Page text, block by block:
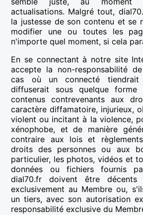
actualisations. Malgré tout,
la justesse de son contenu et se
modifier une ou toutes les
n'importe quel moment, si cela
En se connectant à notre site
accepte la non-responsabilité
cas où un connecté
diffuserait sous quelque
contenus contrevenants aux
caractère diffamatoire, injurieux,
violent ou incitant à la violence,
xénophobe, et de manière
contraire aux lois et
droits des personnes ou aux
particulier, les photos, vidéos et
données ou fichiers fournis
dial70.fr doivent être
exclusivement au Membre ou,
un tiers, avec son autorisation
responsabilité exclusive du